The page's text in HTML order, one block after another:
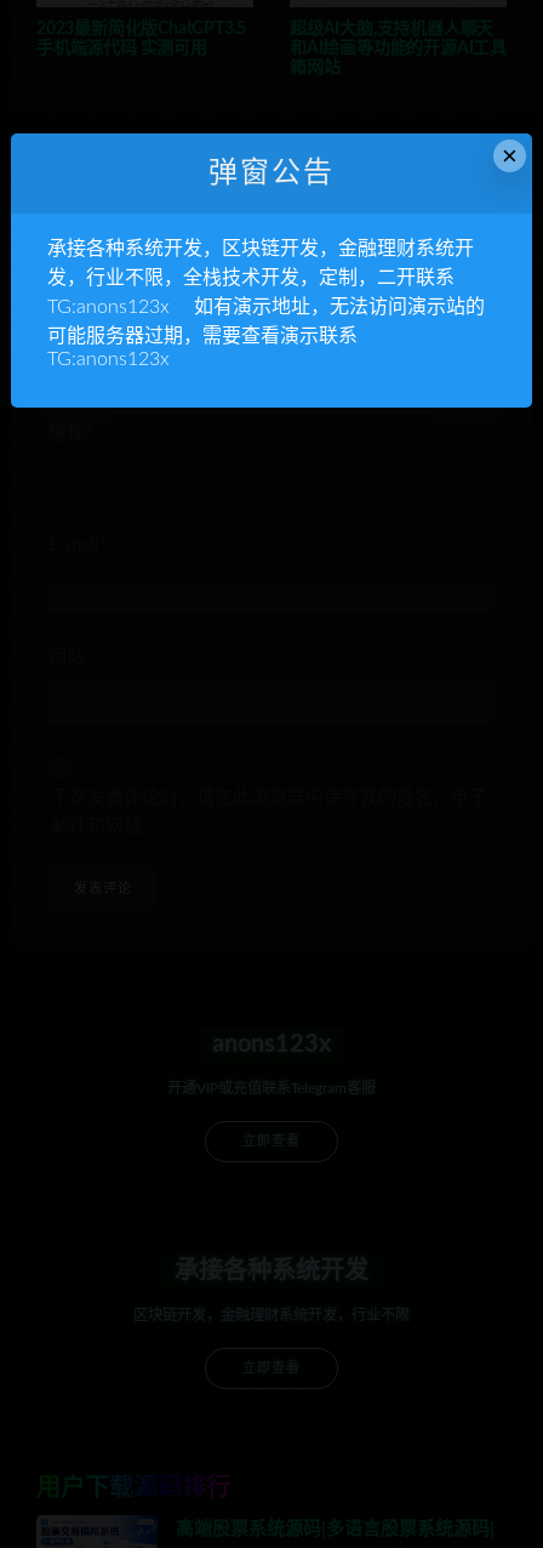
发表回复
anons123x
开通VIP或充值联系Telegram客服
立即查看
承接各种系统开发
区块链开发，金融理财系统开发，行业不限
立即查看
用户下载源码排行
高端股票系统源码|多语言股票系统源码|
×
弹窗公告
承接各种系统开发，区块链开发，金融理财系统开
发，行业不限，全栈技术开发，定制，二开联系
TG:anons123x 如有演示地址，无法访问演示站的
可能服务器过期，需要查看演示联系
TG:anons123x